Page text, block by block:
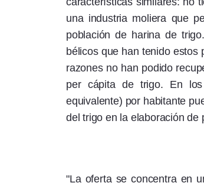
una industria moliera que
población de harina de
bélicos que han tenido estos
razones no han podido
per cápita de trigo. En
equivalente) por habitante
del trigo en la elaboración de
"La oferta se concentra en